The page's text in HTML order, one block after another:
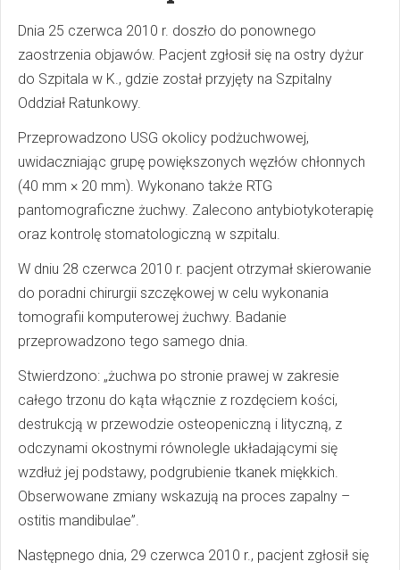
Dnia 25 czerwca 2010 r. doszło do ponownego
zaostrzenia objawów. Pacjent zgłosił się na ostry dyżur
do Szpitala w K., gdzie został przyjęty na Szpitalny
Oddział Ratunkowy.
Przeprowadzono USG okolicy podżuchwowej,
uwidaczniając grupę powiększonych węzłów chłonnych
(40 mm × 20 mm). Wykonano także RTG
pantomograficzne żuchwy. Zalecono antybiotykoterapię
oraz kontrolę stomatologiczną w szpitalu.
W dniu 28 czerwca 2010 r. pacjent otrzymał skierowanie
do poradni chirurgii szczękowej w celu wykonania
tomografii komputerowej żuchwy. Badanie
przeprowadzono tego samego dnia.
Stwierdzono: „żuchwa po stronie prawej w zakresie
całego trzonu do kąta włącznie z rozdęciem kości,
destrukcją w przewodzie osteopeniczną i lityczną, z
odczynami okostnymi równolegle układającymi się
wzdłuż jej podstawy, podgrubienie tkanek miękkich.
Obserwowane zmiany wskazują na proces zapalny –
ostitis mandibulae”.
Następnego dnia, 29 czerwca 2010 r., pacjent zgłosił się